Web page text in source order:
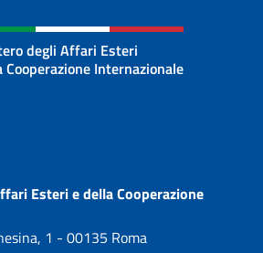
degli Affari Esteri
Cooperazione Internazionale
Esteri e della Cooperazione
1 - 00135 Roma